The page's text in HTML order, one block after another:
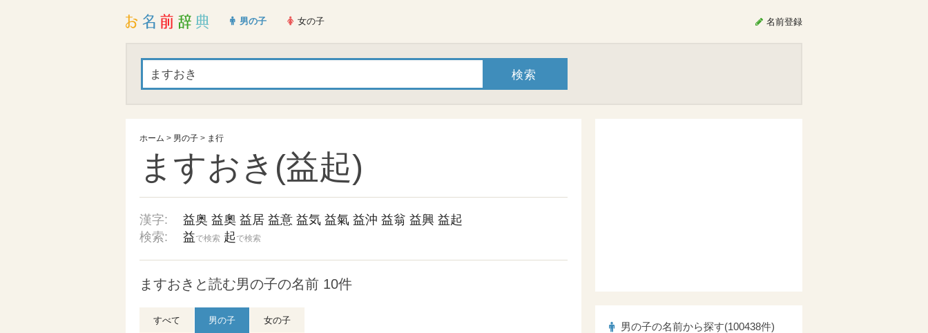
男の子 女の子 名前登録
ホーム > 男の子 > ま行
ますおき(益起)
漢字: 益奥 益奧 益居 益意 益気 益氣 益沖 益翁 益興 益起
検索:
益で検索 起 で検索
ますおきと読む男の子の名前 10件
すべて 男の子 女の子
男の子の名前から探す(100438件)